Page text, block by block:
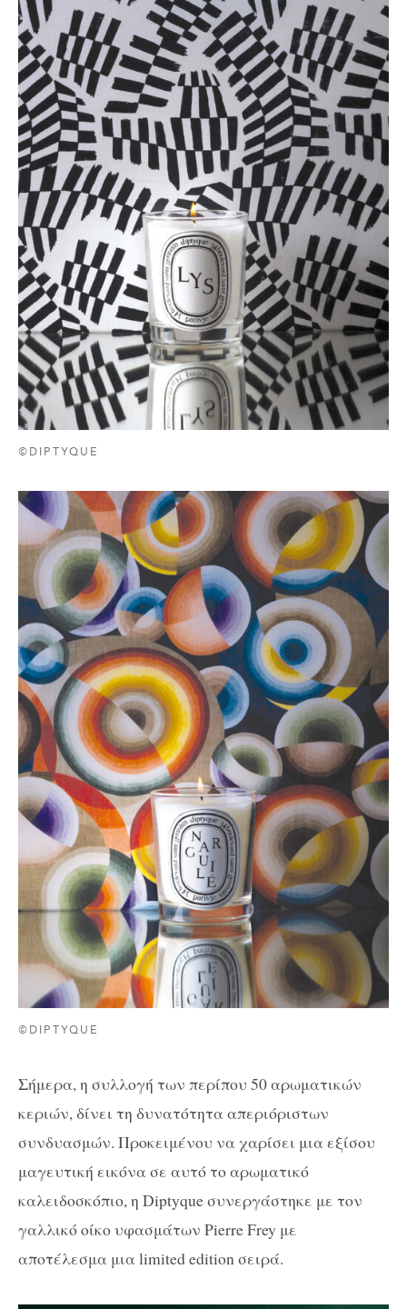
©DIPTYQUE
©DIPTYQUE
Σήμερα, η συλλογή των περίπου 50 αρωματικών
κεριών, δίνει τη δυνατότητα απεριόριστων
συνδυασμών. Προκειμένου να χαρίσει μια εξίσου
μαγευτική εικόνα σε αυτό το αρωματικό
καλειδοσκόπιο, η Diptyque συνεργάστηκε με τον
γαλλικό οίκο υφασμάτων Pierre Frey με
αποτέλεσμα μια limited edition σειρά.